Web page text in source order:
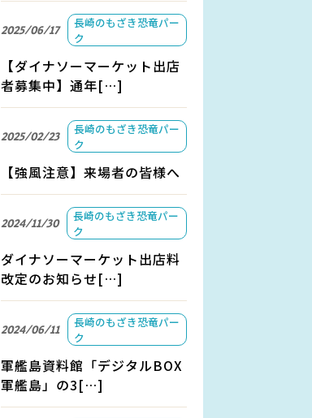
2025/06/17
長崎のもざき恐竜パー
ク
【ダイナソーマーケット出店
者募集中】通年[…]
2025/02/23
長崎のもざき恐竜パー
ク
【強風注意】来場者の皆様へ
2024/11/30
長崎のもざき恐竜パー
ク
ダイナソーマーケット出店料
改定のお知らせ[…]
2024/06/11
長崎のもざき恐竜パー
ク
軍艦島資料館「デジタルBOX
軍艦島」の3[…]